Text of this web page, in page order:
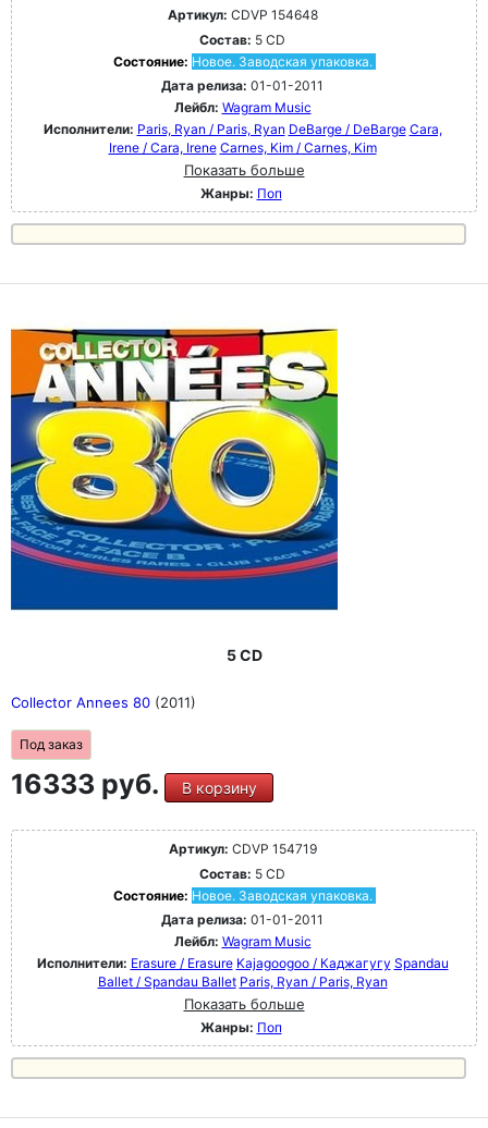
Артикул: CDVP 154648
Состав: 5 CD
Состояние: Новое. Заводская упаковка.
Дата релиза: 01-01-2011
Лейбл: Wagram Music
Исполнители: Paris, Ryan / Paris, Ryan DeBarge / DeBarge Cara,
Irene / Cara, Irene Carnes, Kim / Carnes, Kim
Показать больше
Жанры: Поп
5 CD
Collector Annees 80 (2011)
Под заказ
16333 руб. В корзину
Артикул: CDVP 154719
Состав: 5 CD
Состояние: Новое. Заводская упаковка.
Дата релиза: 01-01-2011
Лейбл: Wagram Music
Исполнители: Erasure / Erasure Kajagoogoo / Каджагугу Spandau
Ballet / Spandau Ballet Paris, Ryan / Paris, Ryan
Показать больше
Жанры: Поп